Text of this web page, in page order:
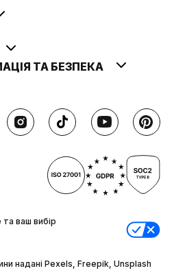
ТА БЕЗПЕКА
ваш вибір
надані Pexels, Freepik, Unsplash